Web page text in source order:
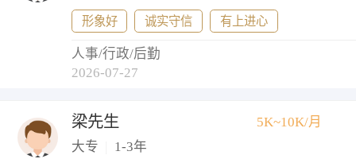
形象好 诚实守信 有上进心
人事/行政/后勤
2026-07-27
梁先生
5K~10K/月
大专
1-3年